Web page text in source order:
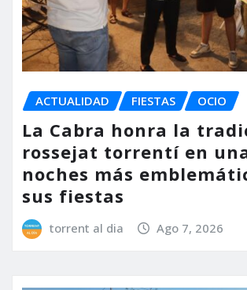
ACTUALIDAD FIESTAS OCIO
La Cabra honra la
rossejat torrentí en
noches más
sus fiestas
torrent al dia Ago 7, 2026